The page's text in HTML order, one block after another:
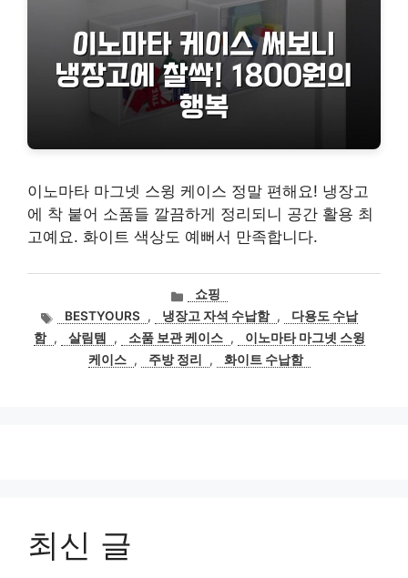
이노마타 마그넷 스윙 케이스 정말 편해요! 냉장고
에 착 붙어 소품들 깔끔하게 정리되니 공간 활용 최
고예요. 화이트 색상도 예뻐서 만족합니다.
카
테
고
리
쇼핑
태BESTYOURS , 냉장고 자석 수납함 ,
다용도 수납
함 , 살림템 , 소품 보관 케이스 ,
이노마타 마그넷 스윙
케이스 , 주방 정리 , 화이트 수납함
최신 글